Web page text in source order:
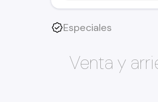
Especiales
Venta y